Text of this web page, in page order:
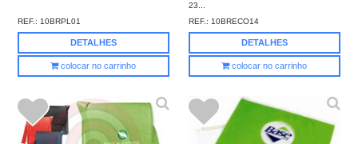
REF.: 10BRPL01
DETALHES
colocar no carrinho
23...
REF.: 10BRECO14
DETALHES
colocar no carrinho